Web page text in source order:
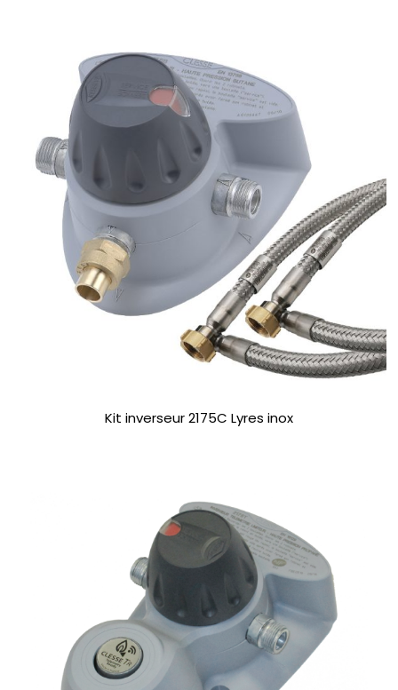
Kit inverseur 2175C Lyres inox